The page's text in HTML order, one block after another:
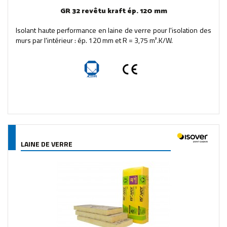
GR 32 revêtu kraft ép. 120 mm
Isolant haute performance en laine de verre pour l'isolation des
murs par l'intérieur : ép. 120 mm et R = 3,75 m².K/W.
LAINE DE VERRE